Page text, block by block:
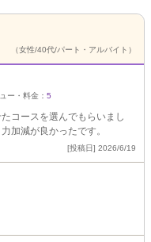
（女性/40代/パート・アルバイト）
ー・料金： 5
コースを選んでもらいまし
加減が良かったです。
[投稿日] 2026/6/19